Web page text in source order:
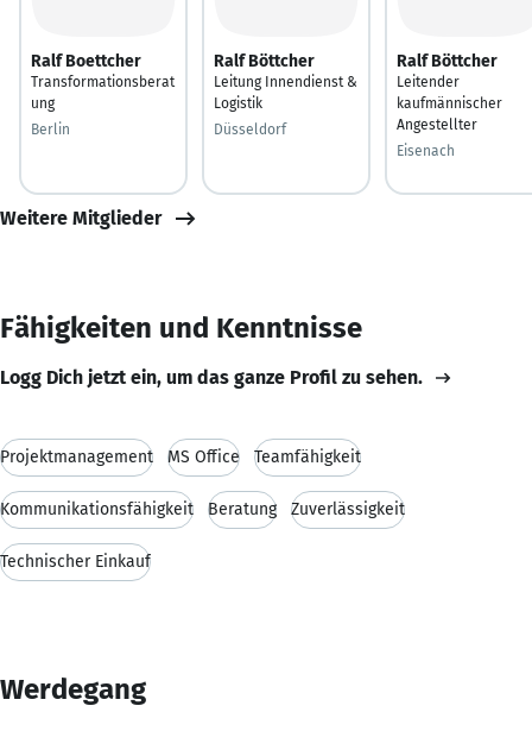
Ralf Boettcher
Transformationsberat
ung
Berlin
Ralf Böttcher
Leitung Innendienst &
Logistik
Düsseldorf
Ralf Böttcher
Leitender
kaufmännischer
Angestellter
Eisenach
Weitere Mitglieder
Fähigkeiten und Kenntnisse
Logg Dich jetzt ein, um das ganze Profil zu sehen.
Projektmanagement MS Office Teamfähigkeit
Kommunikationsfähigkeit Beratung Zuverlässigkeit
Technischer Einkauf
Werdegang